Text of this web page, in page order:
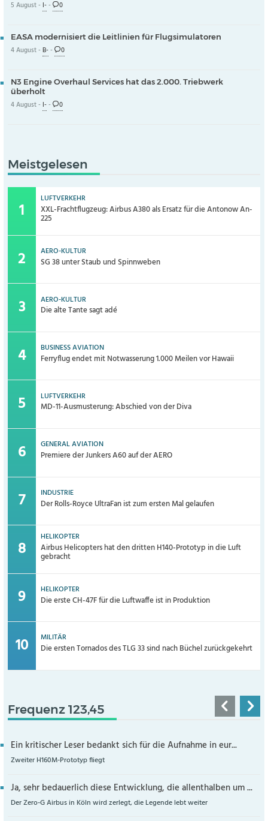
5 August - I-- 0
EASA modernisiert die Leitlinien für Flugsimulatoren
4 August -B-- 0
N3 Engine Overhaul Services hat das 2.000. Triebwerk
überholt
4 August - I-- 0
Meistgelesen
LUFTVERKEHR
XXL-Frachtflugzeug: Airbus A380 als Ersatz für die Antonow An-
225
AERO-KULTUR
SG 38 unter Staub und Spinnweben
AERO-KULTUR
Die alte Tante sagt adé
BUSINESS AVIATION
Ferryflug endet mit Notwasserung 1.000 Meilen vor Hawaii
LUFTVERKEHR
MD-11-Ausmusterung: Abschied von der Diva
GENERAL AVIATION
Premiere der Junkers A60 auf der AERO
INDUSTRIE
Der Rolls-Royce UltraFan ist zum ersten Mal gelaufen
HELIKOPTER
Airbus Helicopters hat den dritten H140-Prototyp in die Luft
gebracht
HELIKOPTER
Die erste CH-47F für die Luftwaffe ist in Produktion
MILITÄR
Die ersten Tornados des TLG 33 sind nach Büchel zurückgekehrt
Frequenz 123,45
Ein kritischer Leser bedankt sich für die Aufnahme in eur...
Zweiter H160M-Prototyp fliegt
Ja, sehr bedauerlich diese Entwicklung, die allenthalben um ...
Der Zero-G Airbus in Köln wird zerlegt, die Legende lebt weiter